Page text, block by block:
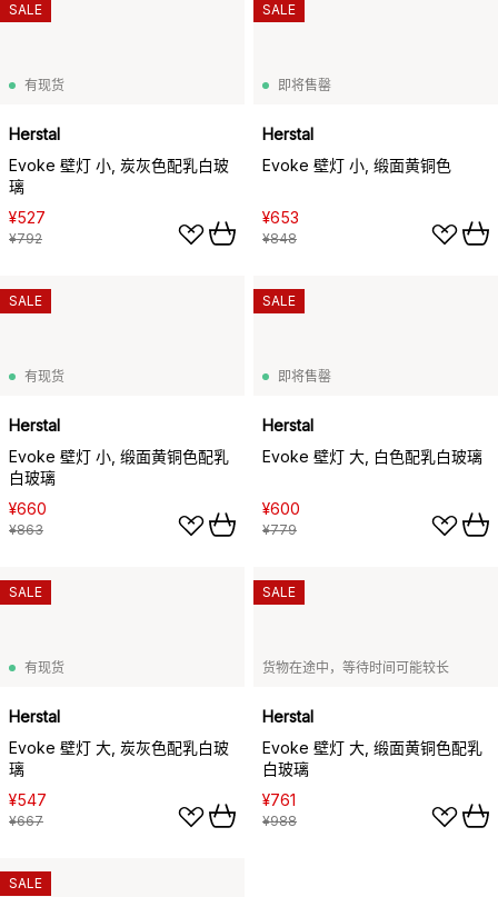
有现货
Herstal
Evoke 壁灯 小, 炭灰色配乳白玻
璃
¥527
¥792
SALE
即将售罄
Herstal
Evoke 壁灯 小, 缎面黄铜色
¥653
¥848
SALE
有现货
Herstal
Evoke 壁灯 小, 缎面黄铜色配乳
白玻璃
¥660
¥863
SALE
即将售罄
Herstal
Evoke 壁灯 大, 白色配乳白玻璃
¥600
¥779
SALE
有现货
Herstal
Evoke 壁灯 大, 炭灰色配乳白玻
璃
¥547
¥667
SALE
货物在途中，等待时间可能较长
Herstal
Evoke 壁灯 大, 缎面黄铜色配乳
白玻璃
¥761
¥988
SALE
SALE